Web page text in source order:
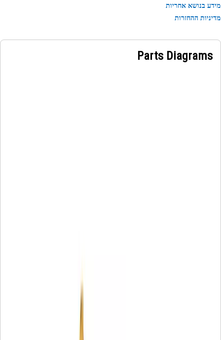
• Features a robust clamping mechanism to securely
stabilizer lines
The Stabilizer Lines Hose Separator Clamp is used in
בנושא אחריות
ההחזרות
Parts Diagrams